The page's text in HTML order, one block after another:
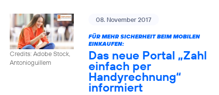
Credits: Adobe Stock,
Antonioguillem
08. November 2017
FÜR MEHR SICHERHEIT BEIM MOBILEN
EINKAUFEN:
Das neue Portal „Zahl
einfach per
Handyrechnung“
informiert